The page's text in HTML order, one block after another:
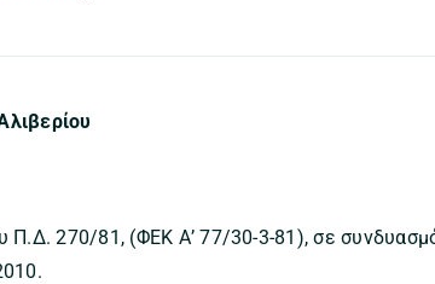
Π.Δ. 270/81, (ΦΕΚ Α’ 77/30-3-81), σε